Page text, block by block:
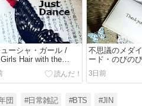
ーシャ・ガール /
Hair with the
Ornament. /
Code Street
不思議のメダ
ード・のびの
Mysterious
Beautiful
Relaxed Sutra
me
3日前
団 #日常雑記 #BTS #JIN